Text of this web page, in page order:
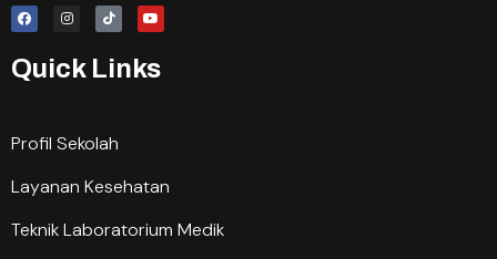
Quick Links
Profil Sekolah
Layanan Kesehatan
Teknik Laboratorium Medik